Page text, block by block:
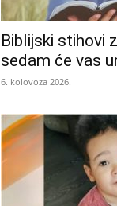
Biblijski stihovi
sedam će vas
6. kolovoza 2026.